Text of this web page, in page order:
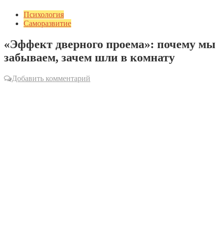
Психология
Саморазвитие
«Эффект дверного проема»: почему мы
забываем, зачем шли в комнату
Добавить комментарий